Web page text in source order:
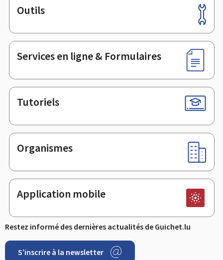
Pied
de
page
Outils
Services en ligne & Formulaires
Tutoriels
Organismes
Application mobile
Restez informé des dernières actualités de Guichet.lu
S’inscrire à la newsletter